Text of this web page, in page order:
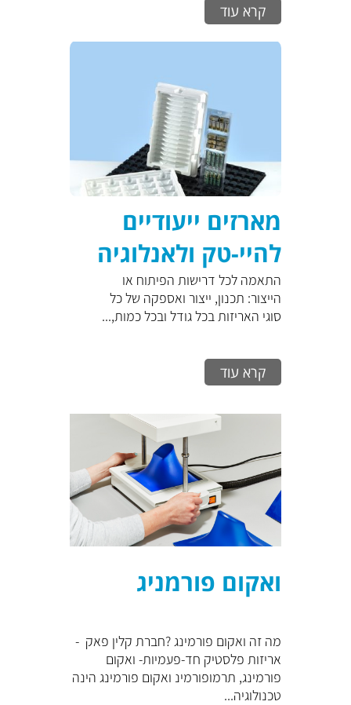
קרא עוד
מארזים ייעודיים
להיי-טק ולאנלוגיה
התאמה לכל דרישות הפיתוח או
הייצור: תכנון, ייצור ואספקה של כל
סוגי האריזות בכל גודל ובכל כמות,...
קרא עוד
ואקום פורמניג
מה זה ואקום פורמינג ?חברת קלין פאק -
אריזות פלסטיק חד-פעמיות- ואקום
פורמינג, תרמופורמינ ואקום פורמינג הינה
טכנולוגיה...